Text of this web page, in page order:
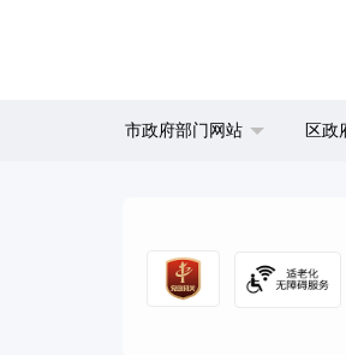
市政府部门网站 区政